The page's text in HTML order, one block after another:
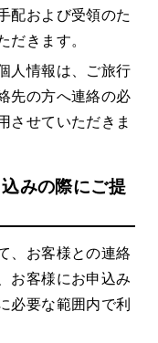
配および受領のた
だきます。
人情報は、ご旅行
先の方へ連絡の必
させていただきま
みの際にご提
、お客様との連絡
お客様にお申込み
必要な範囲内で利